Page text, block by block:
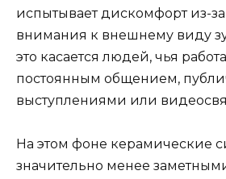
испытывает дискомфорт из-
внимания к внешнему виду
это касается людей, чья
постоянным общением,
выступлениями или
На этом фоне керамические
значительно менее